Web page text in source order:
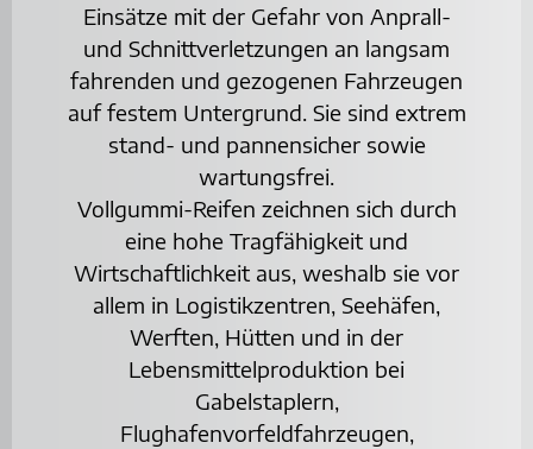
Einsätze mit der Gefahr von Anprall-
und Schnittverletzungen an langsam
fahrenden und gezogenen Fahrzeugen
auf festem Untergrund. Sie sind extrem
stand- und pannensicher sowie
wartungsfrei.
Vollgummi-Reifen zeichnen sich durch
eine hohe Tragfähigkeit und
Wirtschaftlichkeit aus, weshalb sie vor
allem in Logistikzentren, Seehäfen,
Werften, Hütten und in der
Lebensmittelproduktion bei
Gabelstaplern,
Flughafenvorfeldfahrzeugen,